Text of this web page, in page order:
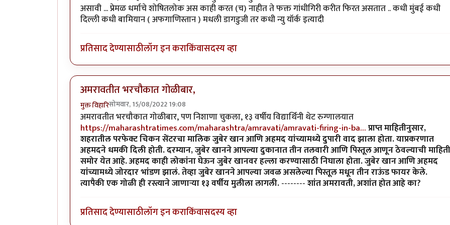
असावी ... प्रेमळ धर्माचे शोषितलोक अस काही करत (च) नाहीत ते फक्त गांधीगिरी करीत फिरत असतात .. कधी मुंबई कधी
दिल्ली कधी बामियान ( अफगाणिस्तान ) मधली डागडुजी तर कधी न्यु यॉर्क इत्यादी
प्रतिसाद देण्यासाठीलॉग इन कराकिंवासदस्य व्हा
अमरावतीत भरचौकात गोळीबार,
मुक्त विहारिसोमवार, 15/08/2022 19:08
अमरावतीत भरचौकात गोळीबार, पण निशाणा चुकला, १३ वर्षीय विद्यार्थिनी थेट रुग्णालयात
https://maharashtratimes.com/maharashtra/amravati/amravati-firing-in-ba…प्राप्त माहितीनुसार,
शहरातील परफेक्ट चिकन सेंटरचा मालिक जुबेर खान आणि अहमद यांच्यामध्ये दुपारी वाद झाला होता. याप्रकरणात
अहमदने धमकी दिली होती. दरम्यान, जुबेर खानने आपल्या दुकानात तीन तलवारी आणि पिस्तूल आणून ठेवल्याची माहिती
समोर येत आहे. अहमद काही लोकांना घेऊन जुबेर खानवर हल्ला करण्यासाठी निघाला होता. जुबेर खान आणि अहमद
यांच्यामध्ये जोरदार भांडण झालं. तेव्हा जुबेर खानने आपल्या जवळ असलेल्या पिस्तूल मधून तीन राऊंड फायर केले.
त्यापैकी एक गोळी ही रस्त्याने जाणाऱ्या १३ वर्षीय मुलीला लागली.--------शांत अमरावती, अशांत होत आहे का?
प्रतिसाद देण्यासाठीलॉग इन कराकिंवासदस्य व्हा